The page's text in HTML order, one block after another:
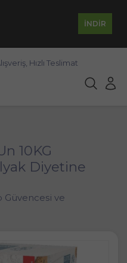
İNDİR
Hızlı Teslimat
10KG
Diyetine
Güvencesi ve